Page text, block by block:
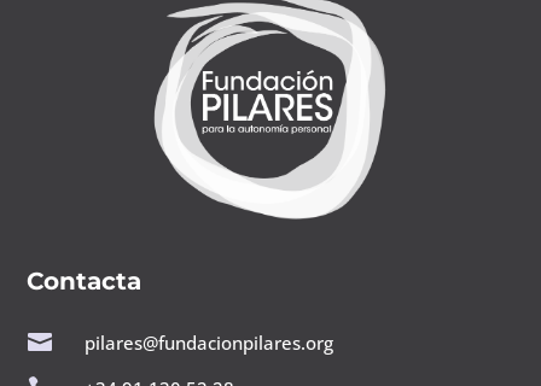
Contacta

pilares@fundacionpilares.org